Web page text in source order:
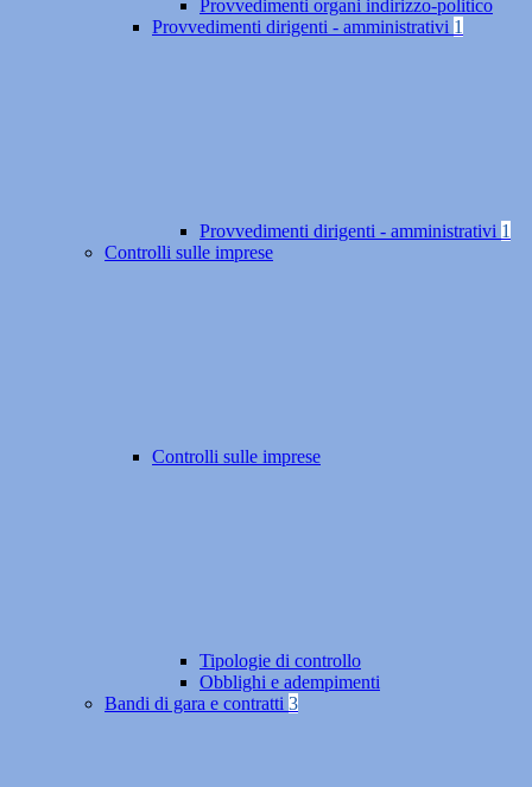
Provvedimenti organi indirizzo-politico
Provvedimenti dirigenti - amministrativi 1
Provvedimenti dirigenti - amministrativi 1
Controlli sulle imprese
Controlli sulle imprese
Tipologie di controllo
Obblighi e adempimenti
Bandi di gara e contratti 3